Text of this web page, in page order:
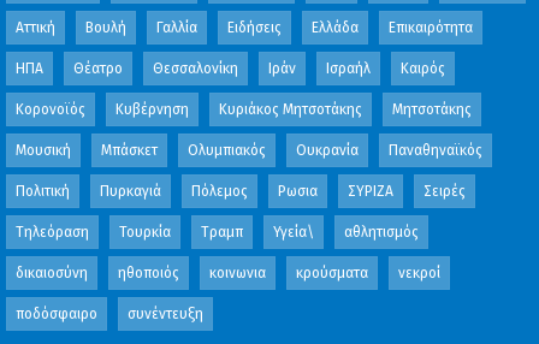
Αττική Βουλή Γαλλία Ειδήσεις Ελλάδα Επικαιρότητα
ΗΠΑ Θέατρο Θεσσαλονίκη Ιράν Ισραήλ Καιρός
Κορονοϊός Κυβέρνηση Κυριάκος Μητσοτάκης Μητσοτάκης
Μουσική Μπάσκετ Ολυμπιακός Ουκρανία Παναθηναϊκός
Πολιτική Πυρκαγιά Πόλεμος Ρωσια ΣΥΡΙΖΑ Σειρές
Τηλεόραση Τουρκία Τραμπ Υγεία\ αθλητισμός
δικαιοσύνη ηθοποιός κοινωνια κρούσματα νεκροί
ποδόσφαιρο συνέντευξη